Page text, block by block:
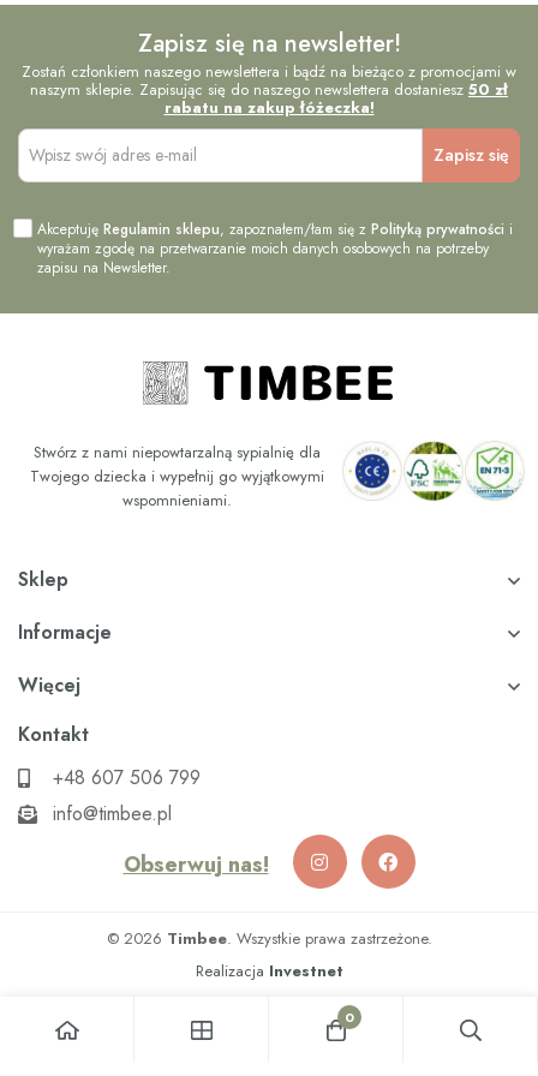
Zapisz się na newsletter!
Zostań członkiem naszego newslettera i bądź na bieżąco z promocjami w
naszym sklepie. Zapisując się do naszego newslettera dostaniesz 50 zł
rabatu na zakup łóżeczka!
AkceptujęRegulamin sklepu, zapoznałem/łam się zPolityką prywatności i
wyrażam zgodę na przetwarzanie moich danych osobowych na potrzeby
zapisu na Newsletter.
Stwórz z nami niepowtarzalną sypialnię dla
Twojego dziecka i wypełnij go wyjątkowymi
wspomnieniami.
Sklep
Informacje
Więcej
Kontakt
+48 607 506 799
info@timbee.pl
Obserwuj nas!
© 2026 Timbee. Wszystkie prawa zastrzeżone.
Realizacja Investnet
0